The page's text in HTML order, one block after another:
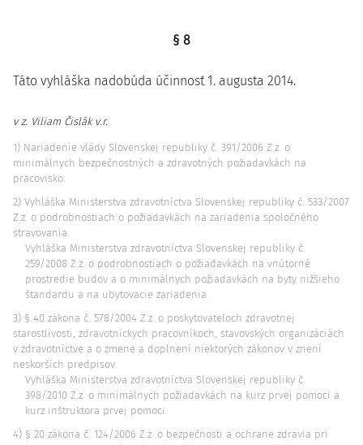
§ 8
Táto vyhláška nadobúda účinnosť 1. augusta 2014.
v z. Viliam Čislák v.r.
1) Nariadenie vlády Slovenskej republiky č. 391/2006 Z.z. o
minimálnych bezpečnostných a zdravotných požiadavkách na
pracovisko.
2) Vyhláška Ministerstva zdravotníctva Slovenskej republiky č. 533/2007
Z.z. o podrobnostiach o požiadavkách na zariadenia spoločného
stravovania.
Vyhláška Ministerstva zdravotníctva Slovenskej republiky č.
259/2008 Z.z. o podrobnostiach o požiadavkách na vnútorné
prostredie budov a o minimálnych požiadavkách na byty nižšieho
štandardu a na ubytovacie zariadenia.
3) § 40 zákona č. 578/2004 Z.z. o poskytovateľoch zdravotnej
starostlivosti, zdravotníckych pracovníkoch, stavovských organizáciách
v zdravotníctve a o zmene a doplnení niektorých zákonov v znení
neskorších predpisov.
Vyhláška Ministerstva zdravotníctva Slovenskej republiky č.
398/2010 Z.z. o minimálnych požiadavkách na kurz prvej pomoci a
kurz inštruktora prvej pomoci.
4) § 20 zákona č. 124/2006 Z.z. o bezpečnosti a ochrane zdravia pri